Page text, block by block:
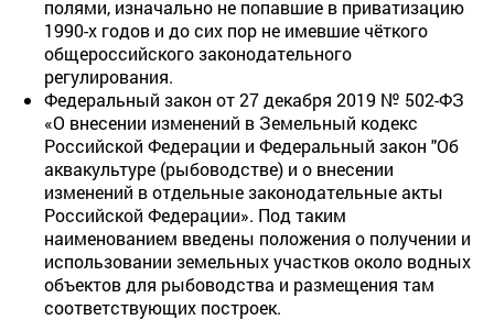
полями, изначально не попавшие в приватизацию
1990-х годов и до сих пор не имевшие чёткого
общероссийского законодательного
регулирования.
Федеральный закон от 27 декабря 2019 № 502-ФЗ
«О внесении изменений в Земельный кодекс
Российской Федерации и Федеральный закон "Об
аквакультуре (рыбоводстве) и о внесении
изменений в отдельные законодательные акты
Российской Федерации». Под таким
наименованием введены положения о получении и
использовании земельных участков около водных
объектов для рыбоводства и размещения там
соответствующих построек.